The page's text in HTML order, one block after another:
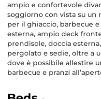
ampio e confortevole
soggiorno con vista su
per il ghiaccio, barbecue
esterna, ampio deck
prendisole, doccia
pergolato e sedie, oltre a
dove è possibile allestire
barbecue e pranzi